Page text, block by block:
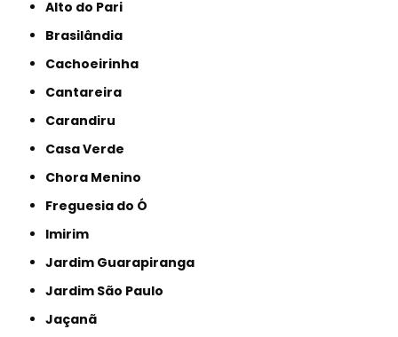
Alto do Pari
Brasilândia
Cachoeirinha
Cantareira
Carandiru
Casa Verde
Chora Menino
Freguesia do Ó
Imirim
Jardim Guarapiranga
Jardim São Paulo
Jaçanã